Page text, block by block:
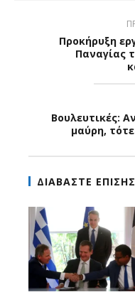
Προκήρυξη
Παναγίας
Βουλευτικές:
μαύρη,
ΔΙΑΒΑΣΤΕ ΕΠΙΣΗΣ